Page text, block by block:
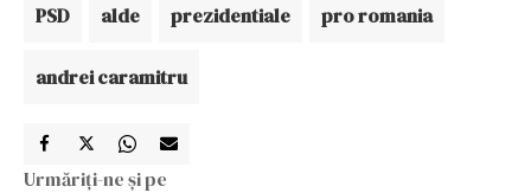
PSD alde prezidentiale pro romania
andrei caramitru
Urmăriți-ne și pe